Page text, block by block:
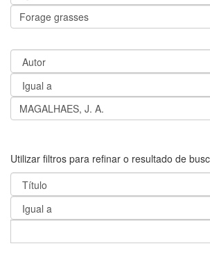
Utilizar filtros para refinar o resultado de